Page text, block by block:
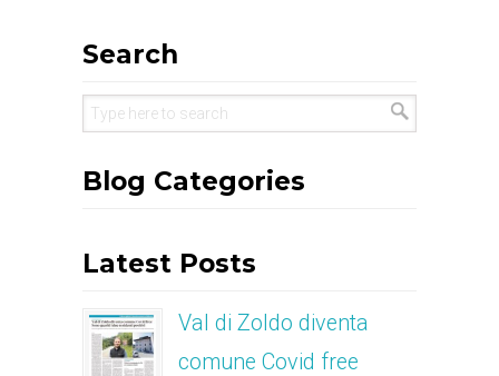
Search
Blog Categories
Latest Posts
Val di Zoldo diventa
comune Covid free